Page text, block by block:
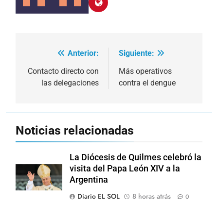
Navegación
de
entradas
Anterior:
Contacto directo con
las delegaciones
Siguiente:
Más operativos
contra el dengue
Noticias relacionadas
La Diócesis de Quilmes celebró la
visita del Papa León XIV a la
Argentina
Diario EL SOL
8 horas atrás 0